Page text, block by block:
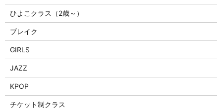
ひよこクラス（2歳～）
ブレイク
GIRLS
JAZZ
KPOP
チケット制クラス